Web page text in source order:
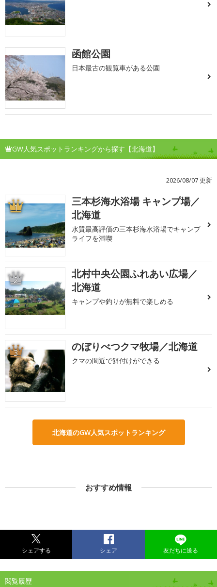
函館公園
日本最古の観覧車がある公園
GW人気スポットランキングから探す【北海道】
2026/08/07 更新
1
三本杉海水浴場 キャンプ場／
北海道
水質最高評価の三本杉海水浴場でキャンプ
ライフを満喫
2
北村中央公園ふれあい広場／
北海道
キャンプや釣りが無料で楽しめる
3 のぼりべつクマ牧場／北海道
クマの間近で餌付けができる
北海道のGW人気スポットランキング
おすすめ情報
シェアする シェア 友だちに送る
閲覧履歴